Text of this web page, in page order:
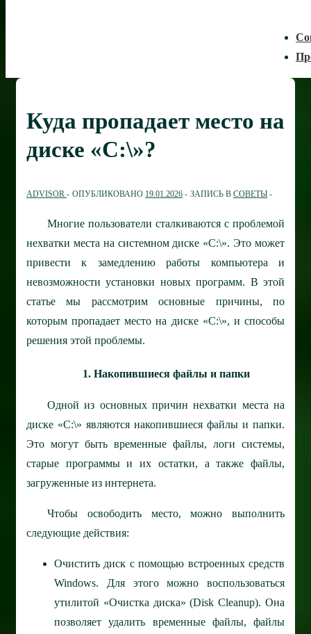
Куда пропадает место на
диске «C:\»?
ADVISOR ОПУБЛИКОВАНО 19.01.2026 ЗАПИСЬ В СОВЕТЫ
Многие пользователи сталкиваются с проблемой
нехватки места на системном диске «C:\». Это может
привести к замедлению работы компьютера и
невозможности установки новых программ. В этой
статье мы рассмотрим основные причины, по
которым пропадает место на диске «C:\», и способы
решения этой проблемы.
1. Накопившиеся файлы и папки
Одной из основных причин нехватки места на
диске «C:\» являются накопившиеся файлы и папки.
Это могут быть временные файлы, логи системы,
старые программы и их остатки, а также файлы,
загруженные из интернета.
Чтобы освободить место, можно выполнить
следующие действия:
Очистить диск с помощью встроенных средств
Windows. Для этого можно воспользоваться
утилитой «Очистка диска» (Disk Cleanup). Она
позволяет удалить временные файлы, файлы